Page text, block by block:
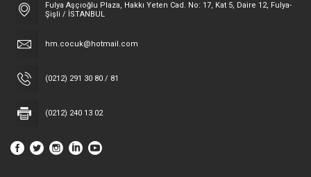
Fulya Aşçıoğlu Plaza, Hakkı Yeten Cad. No: 17, Kat 5, Daire 12, Fulya-
Şişli / İSTANBUL
hm.cocuk@hotmail.com
(0212) 291 30 80 / 81
(0212) 240 13 02